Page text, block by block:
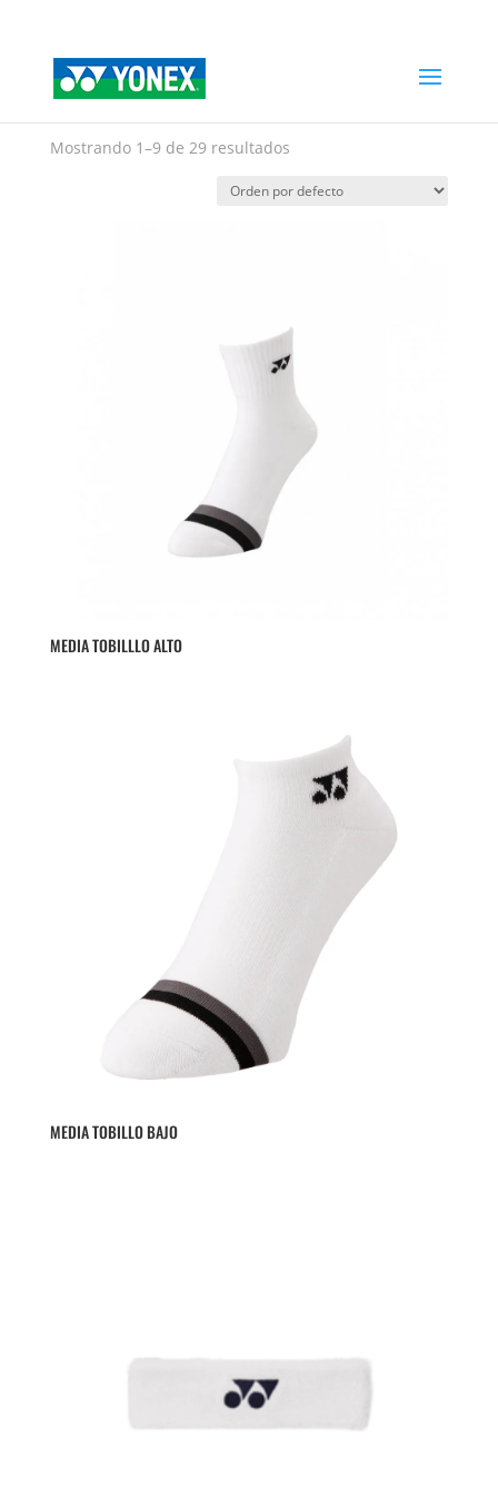
Home»Otros accesorios
Otros accesorios
Mostrando 1–9 de 29 resultados
MEDIA TOBILLLO ALTO
MEDIA TOBILLO BAJO